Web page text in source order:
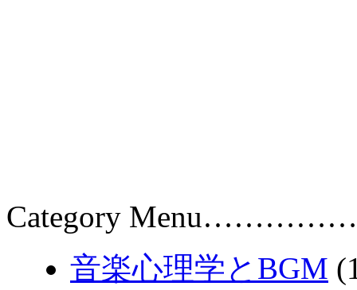
Category
音楽心理学とBGM